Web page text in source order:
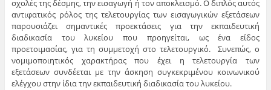
σχολές της δέσμης, την εισαγωγή ή τον αποκλεισμό. Ο διπλός αυτός
αντιφατικός ρόλος της τελετουργίας των εισαγωγικών εξετάσεων
παρουσιάζει σημαντικές προεκτάσεις για την εκπαιδευτική
διαδικασία του λυκείου που προηγείται, ως ένα είδος
προετοιμασίας, για τη συμμετοχή στο τελετουργικό. Συνεπώς, ο
νομιμοποιητικός χαρακτήρας που έχει η τελετουργία των
εξετάσεων συνδέεται με την άσκηση συγκεκριμένου κοινωνικού
ελέγχου στην ίδια την εκπαιδευτική διαδικασία του λυκείου.